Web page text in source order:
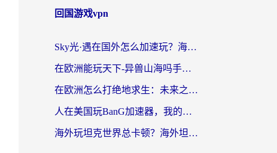
回国游戏vpn
Sky光·遇在国外怎么加速玩？海外党亲测有效的国服游戏加速指南
在欧洲能玩天下-异兽山海吗手游？海外玩家的加速器生存指南
在欧洲怎么打绝地求生：未来之役不卡？留学生亲测的加速器避坑指南
人在美国玩BanG加速器，我的延迟终于绿了
海外玩坦克世界总卡顿？海外坦克世界加速器有哪些？实测好用的选择在这里